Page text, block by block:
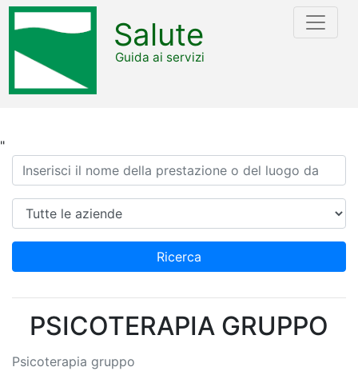
"
Salute
Guida ai servizi
Ricerca
Azienda
Ricerca
PSICOTERAPIA GRUPPO
Psicoterapia gruppo